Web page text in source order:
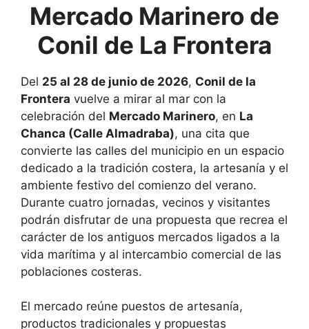
Mercado Marinero de
Conil de La Frontera
Del 25 al 28 de junio de 2026, Conil de la
Frontera vuelve a mirar al mar con la
celebración del Mercado Marinero, en La
Chanca (Calle Almadraba), una cita que
convierte las calles del municipio en un espacio
dedicado a la tradición costera, la artesanía y el
ambiente festivo del comienzo del verano.
Durante cuatro jornadas, vecinos y visitantes
podrán disfrutar de una propuesta que recrea el
carácter de los antiguos mercados ligados a la
vida marítima y al intercambio comercial de las
poblaciones costeras.
El mercado reúne puestos de artesanía,
productos tradicionales y propuestas